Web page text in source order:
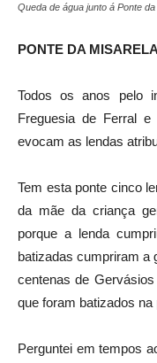
Queda de água junto á Ponte
PONTE DA
Todos os anos pelo
Freguesia de Ferral
evocam as lendas
Tem esta ponte cinco
da mãe da criança
porque a lenda
batizadas cumpriram a
centenas de
que foram batizados na
Perguntei em tempos